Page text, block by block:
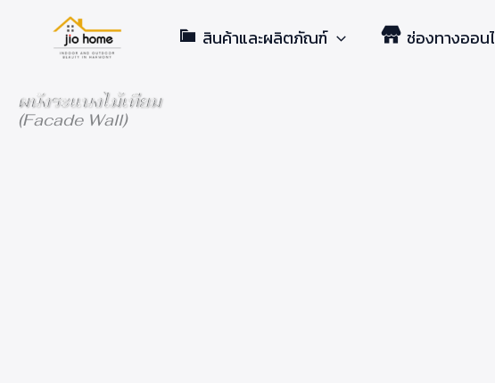
สินค้าและผลิตภัณฑ์ ช่องทางออน
ผนังระแนงไม้เทียม
(Facade Wall)